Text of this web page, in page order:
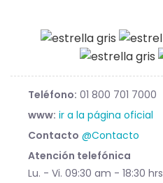
Teléfono: 01 800 701 7000
www: ir a la página oficial
Contacto @Contacto
Atención telefónica
Lu. - Vi. 09:30 am - 18:30 hrs